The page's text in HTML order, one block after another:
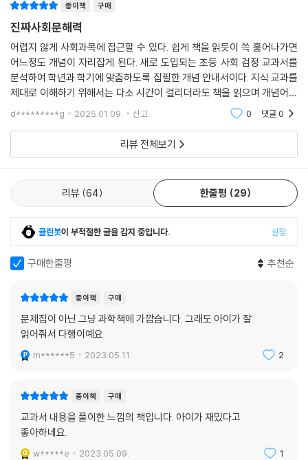
종이책 구매
진짜사회문해력
어렵지 않게 사회과목에 접근할 수 있다. 쉽게 책을 읽듯이 쓱 훑어나가면
어느정도 개념이 자리잡게 된다. 새로 도입되는 초등 사회 검정 교과서를
분석하여 학년과 학기에 맞춤하도록 집필한 개념 안내서이다. 지식 교과를
제대로 이해하기 위해서는 다소 시간이 걸리더라도 책을 읽으며 개념어와
배경 설명을 따라 읽는 훈련이 필요하다.
d*********g 2025.01.09. 신고 0 댓글0
리뷰 전체보기
리뷰 64 한줄평 29
클린봇이 부적절한 글을 감지 중입니다. 설정
구매한줄평 추천순
종이책 구매
문제집이 아닌 그냥 과학책에 가깝습니다. 그래도 아이가 잘
읽어줘서 다행이예요
m******5 2023.05.11. 2
종이책 구매
교과서 내용을 풀이한 느낌의 책입니다. 아이가 재밌다고
좋아하네요.
w*****e 2023.05.09. 1